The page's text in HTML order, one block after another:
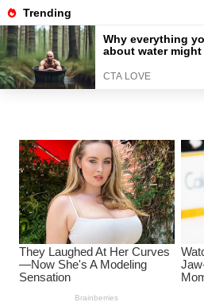
Перейти
к
содержанию
Interessante